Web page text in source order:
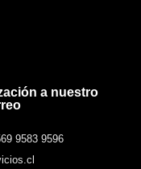
a nuestro
9583 9596